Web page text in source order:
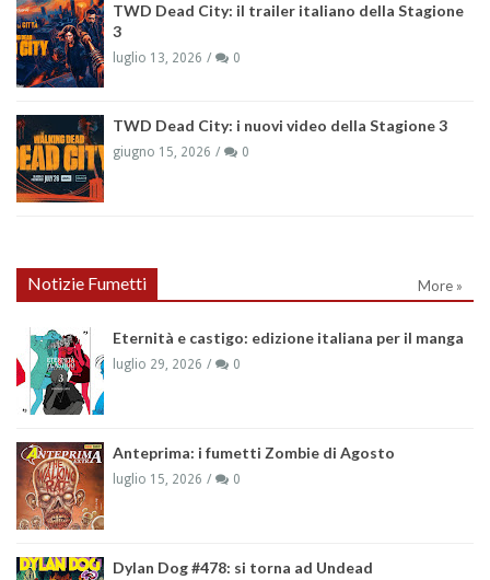
TWD Dead City: il trailer italiano della Stagione
3
luglio 13, 2026 0
TWD Dead City: i nuovi video della Stagione 3
giugno 15, 2026 0
Notizie Fumetti More »
Eternità e castigo: edizione italiana per il manga
luglio 29, 2026 0
Anteprima: i fumetti Zombie di Agosto
luglio 15, 2026 0
Dylan Dog #478: si torna ad Undead